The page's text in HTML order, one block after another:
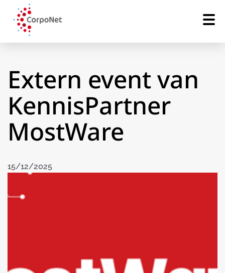
Extern event van
KennisPartner
MostWare
15/12/2025